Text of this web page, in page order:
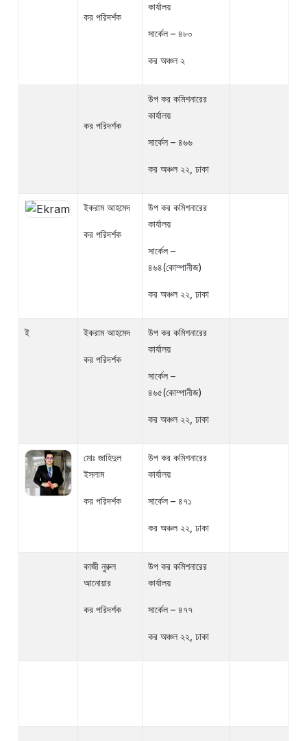
কর পরিদর্শক
কার্যালয়
সার্কেল – ৪৮০
কর অঞ্চল ২
কর পরিদর্শক
উপ কর কমিশনারের
কার্যালয়
সার্কেল – ৪৬৬
কর অঞ্চল ২২, ঢাকা
ইকরাম আহমেদ
কর পরিদর্শক
উপ কর কমিশনারের
কার্যালয়
সার্কেল –
৪৬৪(কোম্পানীজ)
কর অঞ্চল ২২, ঢাকা
ই ইকরাম আহমেদ
কর পরিদর্শক
উপ কর কমিশনারের
কার্যালয়
সার্কেল –
৪৬৫(কোম্পানীজ)
কর অঞ্চল ২২, ঢাকা
মোঃ জাহিদুল
ইসলাম
কর পরিদর্শক
উপ কর কমিশনারের
কার্যালয়
সার্কেল – ৪৭১
কর অঞ্চল ২২, ঢাকা
কাজী নুরুল
আনোয়ার
কর পরিদর্শক
উপ কর কমিশনারের
কার্যালয়
সার্কেল – ৪৭৭
কর অঞ্চল ২২, ঢাকা